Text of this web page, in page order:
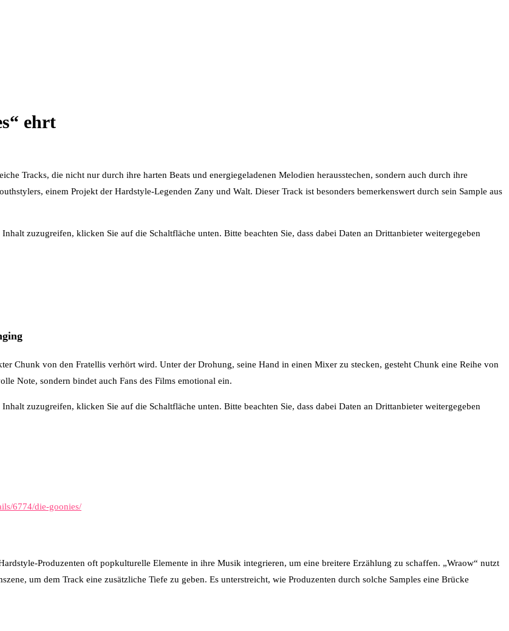
ehrt
Tracks, die nicht nur durch ihre harten Beats und energiegeladenen Melodien herausstechen, sondern auch durch ihre
einem Projekt der Hardstyle-Legenden Zany und Walt. Dieser Track ist besonders bemerkenswert durch sein Sample aus
zuzugreifen, klicken Sie auf die Schaltfläche unten. Bitte beachten Sie, dass dabei Daten an Drittanbieter weitergegeben
Chunk von den Fratellis verhört wird. Unter der Drohung, seine Hand in einen Mixer zu stecken, gesteht Chunk eine Reihe von
Note, sondern bindet auch Fans des Films emotional ein.
zuzugreifen, klicken Sie auf die Schaltfläche unten. Bitte beachten Sie, dass dabei Daten an Drittanbieter weitergegeben
6774/die-goonies/
Produzenten oft popkulturelle Elemente in ihre Musik integrieren, um eine breitere Erzählung zu schaffen. „Wraow“ nutzt
um dem Track eine zusätzliche Tiefe zu geben. Es unterstreicht, wie Produzenten durch solche Samples eine Brücke